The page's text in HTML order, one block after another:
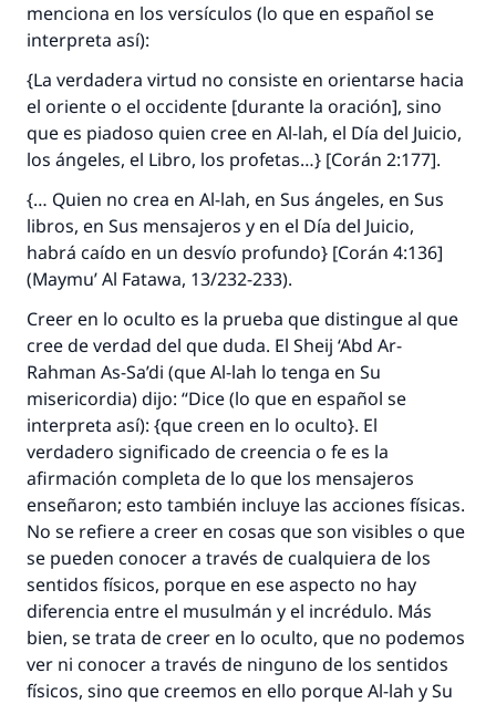
menciona en los versículos (lo que en español se
interpreta así):
{La verdadera virtud no consiste en orientarse hacia
el oriente o el occidente [durante la oración], sino
que es piadoso quien cree en Al-lah, el Día del Juicio,
los ángeles, el Libro, los profetas…} [Corán 2:177].
{… Quien no crea en Al-lah, en Sus ángeles, en Sus
libros, en Sus mensajeros y en el Día del Juicio,
habrá caído en un desvío profundo} [Corán 4:136]
(Maymu’ Al Fatawa, 13/232-233).
Creer en lo oculto es la prueba que distingue al que
cree de verdad del que duda. El Sheij ‘Abd Ar-
Rahman As-Sa’di (que Al-lah lo tenga en Su
misericordia) dijo: “Dice (lo que en español se
interpreta así): {que creen en lo oculto}. El
verdadero significado de creencia o fe es la
afirmación completa de lo que los mensajeros
enseñaron; esto también incluye las acciones físicas.
No se refiere a creer en cosas que son visibles o que
se pueden conocer a través de cualquiera de los
sentidos físicos, porque en ese aspecto no hay
diferencia entre el musulmán y el incrédulo. Más
bien, se trata de creer en lo oculto, que no podemos
ver ni conocer a través de ninguno de los sentidos
físicos, sino que creemos en ello porque Al-lah y Su